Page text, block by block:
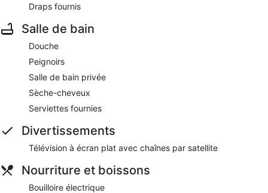
Draps fournis
Salle de bain
Douche
Peignoirs
Salle de bain privée
Sèche-cheveux
Serviettes fournies
Divertissements
Télévision à écran plat avec chaînes par satellite
Nourriture et boissons
Bouilloire électrique